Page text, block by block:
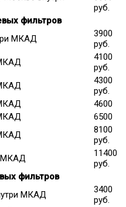
руб.
фильтров
МКАД
3900
руб.
4100
руб.
4300
руб.
4600
6500
8100
руб.
МКАД
11400
руб.
фильтров
МКАД
3400
руб.